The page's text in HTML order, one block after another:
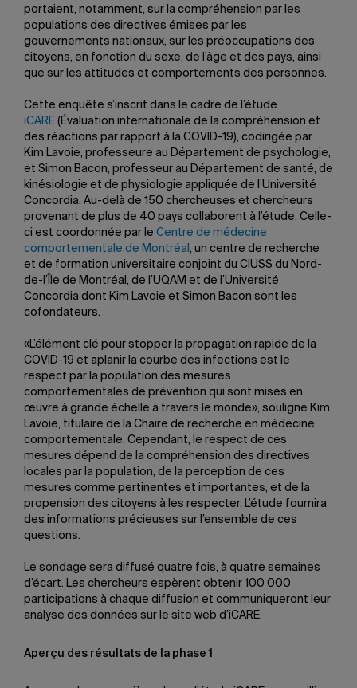
portaient, notamment, sur la compréhension par les
populations des directives émises par les
gouvernements nationaux, sur les préoccupations des
citoyens, en fonction du sexe, de l’âge et des pays, ainsi
que sur les attitudes et comportements des personnes.
Cette enquête s’inscrit dans le cadre de l’étude
iCARE (Évaluation internationale de la compréhension et
des réactions par rapport à la COVID-19), codirigée par
Kim Lavoie, professeure au Département de psychologie,
et Simon Bacon, professeur au Département de santé, de
kinésiologie et de physiologie appliquée de l’Université
Concordia. Au-delà de 150 chercheuses et chercheurs
provenant de plus de 40 pays collaborent à l’étude. Celle-
ci est coordonnée par le Centre de médecine
comportementale de Montréal , un centre de recherche
et de formation universitaire conjoint du CIUSS du Nord-
de-l’Île de Montréal, de l’UQAM et de l’Université
Concordia dont Kim Lavoie et Simon Bacon sont les
cofondateurs.
«L’élément clé pour stopper la propagation rapide de la
COVID-19 et aplanir la courbe des infections est le
respect par la population des mesures
comportementales de prévention qui sont mises en
œuvre à grande échelle à travers le monde», souligne Kim
Lavoie, titulaire de la Chaire de recherche en médecine
comportementale. Cependant, le respect de ces
mesures dépend de la compréhension des directives
locales par la population, de la perception de ces
mesures comme pertinentes et importantes, et de la
propension des citoyens à les respecter. L’étude fournira
des informations précieuses sur l’ensemble de ces
questions.
Le sondage sera diffusé quatre fois, à quatre semaines
d’écart. Les chercheurs espèrent obtenir 100 000
participations à chaque diffusion et communiqueront leur
analyse des données sur le site web d’iCARE.
Aperçu des résultats de la phase 1